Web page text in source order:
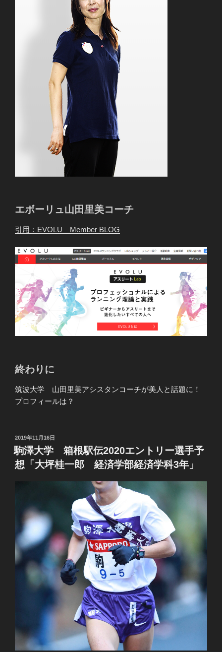
エボーリュ山田里美コーチ
引用：EVOLU Member BLOG
終わりに
筑波大学 山田里美アシスタンコーチが美人と話題に！
プロフィールは？
投
稿
日:
2019年11月16日
駒澤大学 箱根駅伝2020エントリー選手予
想「大坪桂一郎 経済学部経済学科3年」